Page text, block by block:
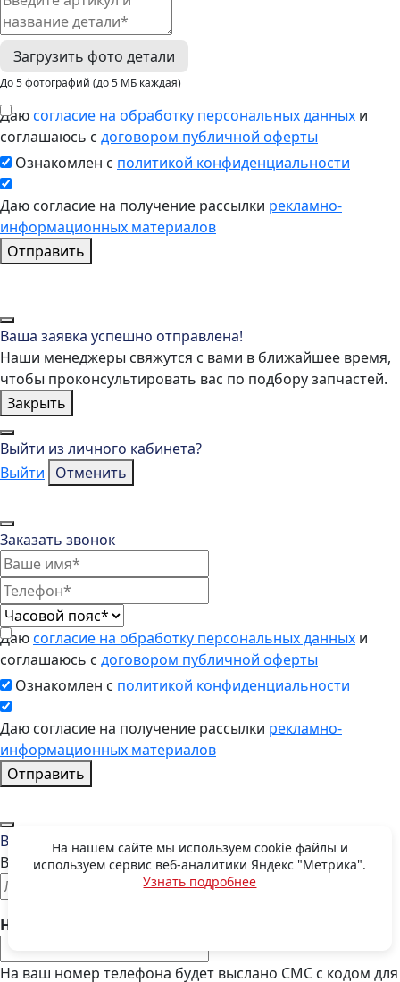
Загрузить фото детали
До 5 фотографий (до 5 МБ каждая)
Даюсогласие на обработку персональных данных и
соглашаюсь с договором публичной оферты
Ознакомлен с политикой конфиденциальности
Даю согласие на получение рассылки рекламно-
информационных материалов
Отправить
Ваша заявка успешно отправлена!
Наши менеджеры свяжутся с вами в ближайшее время,
чтобы проконсультировать вас по подбору запчастей.
Закрыть
Выйти из личного кабинета?
Выйти
Отменить
Заказать звонок
Даюсогласие на обработку персональных данных и
соглашаюсь с договором публичной оферты
Ознакомлен с политикой конфиденциальности
Даю согласие на получение рассылки рекламно-
информационных материалов
Отправить
Восстановить пароль
Введите E-mail, указанный при регистрации
Номер телефона:
На ваш номер телефона будет выслано СМС с кодом для
На нашем сайте мы используем cookie файлы и
используем сервис веб-аналитики Яндекс "Метрика".
Узнать подробнее